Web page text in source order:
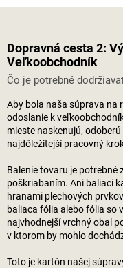
Dopravná cesta 2:
Veľkoobchodník
Čo je potrebné
Aby bola naša súprava na
odoslanie k
mieste naskenujú,
najdôležitejší pracovný
Balenie tovaru je potrebné
poškriabaním. Ani baliaci
hranami plechových
baliaca fólia alebo fólia so
najvhodnejší vrchný obal
v ktorom by mohlo
Toto je kartón našej